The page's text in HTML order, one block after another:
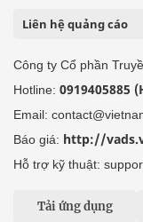
Liên hệ quảng cáo
Công ty Cổ phần
Hotline: 0919405885
Email:
Báo giá: http://
Hỗ trợ kỹ thuật:
Tải ứng dụng